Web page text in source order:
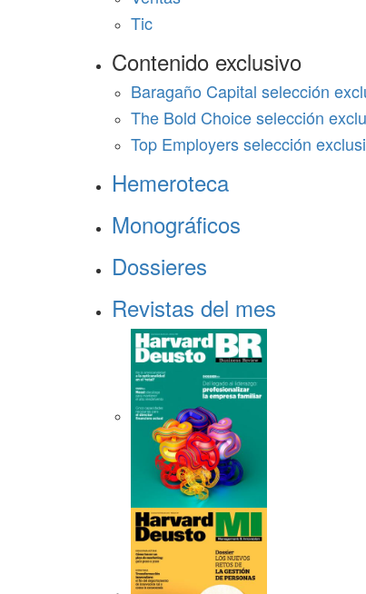
Tic
Contenido exclusivo
Baragaño Capital selección
The Bold Choice selección
Top Employers selección
Hemeroteca
Monográficos
Dossieres
Revistas del mes